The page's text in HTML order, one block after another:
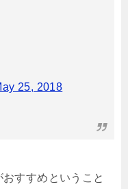
25, 2018
すすめということ